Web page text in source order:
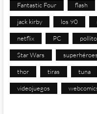
Fantastic Four flash
jack kirby los 90
netflix PC pollito
Star Wars superhéroes
thor tiras tuna
videojuegos